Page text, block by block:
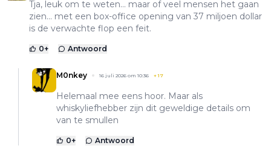
Tja, leuk om te weten... maar of veel mensen het gaan
zien... met een box-office opening van 37 miljoen dollar
is de verwachte flop een feit.
0+ Antwoord
M0nkey 16 juli 2026 om 10:36 +17
Helemaal mee eens hoor. Maar als
whiskyliefhebber zijn dit geweldige details om
van te smullen
0+ Antwoord